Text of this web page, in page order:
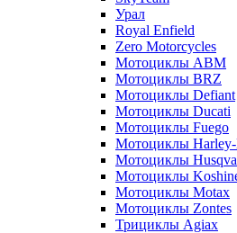
Урал
Royal Enfield
Zero Motorcycles
Мотоциклы ABM
Мотоциклы BRZ
Мотоциклы Defiant
Мотоциклы Ducati
Мотоциклы Fuego
Мотоциклы Harley-
Мотоциклы
Мотоциклы
Мотоциклы Motax
Мотоциклы Zontes
Трициклы Agiax